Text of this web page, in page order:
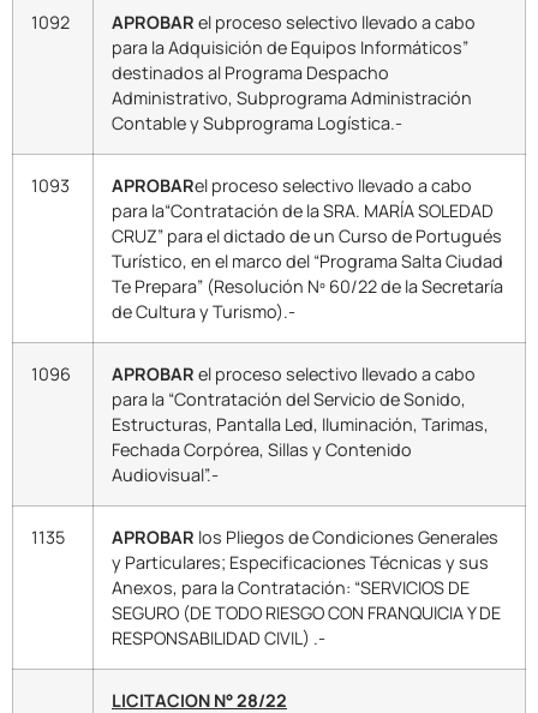
1092 APROBAR el proceso selectivo llevado a cabo
para la Adquisición de Equipos Informáticos”
destinados al Programa Despacho
Administrativo, Subprograma Administración
Contable y Subprograma Logística.-
1093 APROBARel proceso selectivo llevado a cabo
para la“Contratación de la SRA. MARÍA SOLEDAD
CRUZ” para el dictado de un Curso de Portugués
Turístico, en el marco del “Programa Salta Ciudad
Te Prepara” (Resolución Nº 60/22 de la Secretaría
de Cultura y Turismo).-
1096 APROBAR el proceso selectivo llevado a cabo
para la “Contratación del Servicio de Sonido,
Estructuras, Pantalla Led, Iluminación, Tarimas,
Fechada Corpórea, Sillas y Contenido
Audiovisual”.-
1135 APROBAR los Pliegos de Condiciones Generales
y Particulares; Especificaciones Técnicas y sus
Anexos, para la Contratación: “SERVICIOS DE
SEGURO (DE TODO RIESGO CON FRANQUICIA Y DE
RESPONSABILIDAD CIVIL) .-
LICITACION N° 28/22